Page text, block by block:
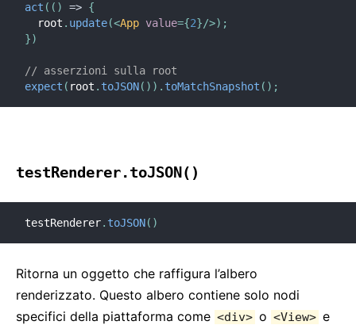
act ( ( ) => {
  root
. update(<App value={2}/>) ;
})
// asserzioni sulla root
expect ( root . toJSON( ) ) . toMatchSnapshot ( ) ;
testRenderer.toJSON()
testRenderer. toJSON( )
Ritorna un oggetto che raffigura l’albero
renderizzato. Questo albero contiene solo nodi
specifici della piattaforma come <div> o <View> e